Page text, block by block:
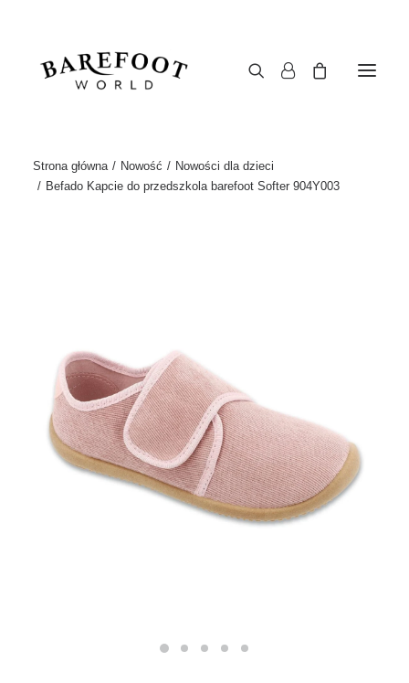
Strona główna Nowość
Nowości dla dzieci
Befado Kapcie do przedszkola barefoot Softer 904Y003